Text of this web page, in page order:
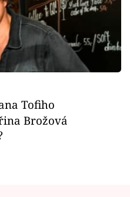
Tofiho
Brožová